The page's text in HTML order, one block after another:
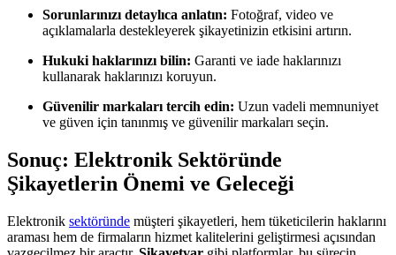
Sorunlarınızı detaylıca anlatın: Fotoğraf, video ve
açıklamalarla destekleyerek şikayetinizin etkisini artırın.
Hukuki haklarınızı bilin: Garanti ve iade haklarınızı
kullanarak haklarınızı koruyun.
Güvenilir markaları tercih edin: Uzun vadeli memnuniyet
ve güven için tanınmış ve güvenilir markaları seçin.
Sonuç: Elektronik Sektöründe
Şikayetlerin Önemi ve Geleceği
Elektronik sektöründe müşteri şikayetleri, hem tüketicilerin haklarını
araması hem de firmaların hizmet kalitelerini geliştirmesi açısından